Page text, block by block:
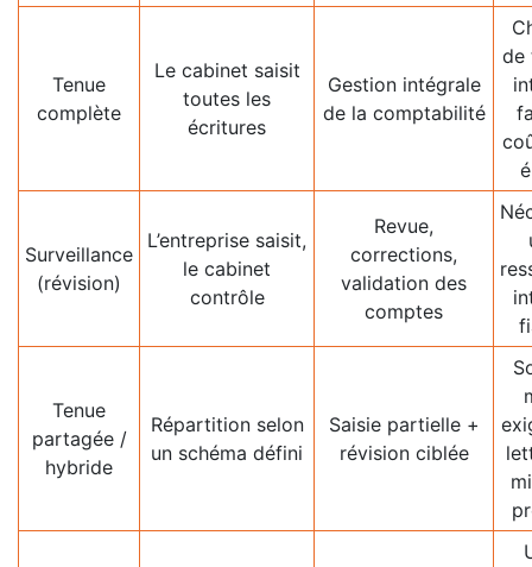
Tenue
complète
Le cabinet saisit
toutes les
écritures
Gestion intégrale
de la comptabilité
de
Surveillance
(révision)
L’entreprise saisit,
le cabinet
contrôle
Revue,
corrections,
validation des
comptes
Tenue
partagée /
hybride
Répartition selon
un schéma défini
Saisie partielle +
révision ciblée